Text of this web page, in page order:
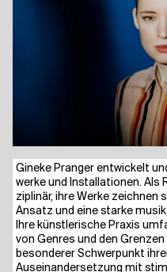
Gine­ke Pran­ger ent­wi­ckelt
wer­ke und Instal­la­tio­nen.
zi­pli­när, ihre Wer­ke zeich­nen
Ansatz und eine star­ke
Ihre künst­le­ri­sche Pra­xis
von Gen­res und den
beson­de­rer Schwer­punkt
Aus­ein­an­der­set­zung mit